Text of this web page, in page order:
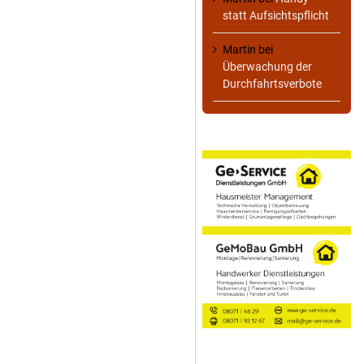
statt Aufsichtspflicht
Martin bei
Überwachung der
Durchfahrtsverbote